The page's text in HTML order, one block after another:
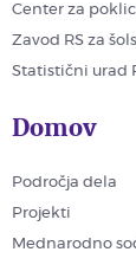
Center za
Zavod RS za
Statistični urad
Domov
Področja dela
Projekti
Mednarodno